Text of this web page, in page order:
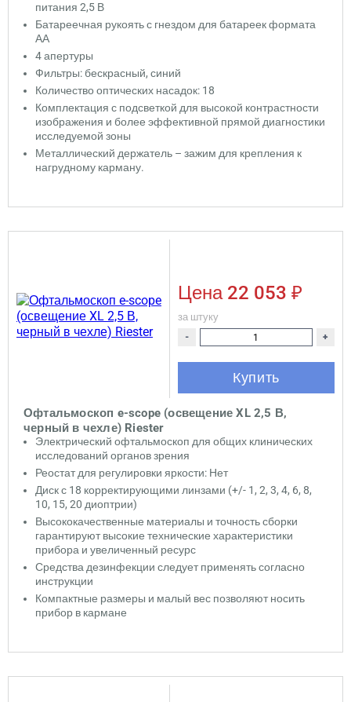
питания 2,5 В
Батареечная рукоять с гнездом для батареек формата
АА
4 апертуры
Фильтры: бескрасный, синий
Количество оптических насадок: 18
Комплектация с подсветкой для высокой контрастности
изображения и более эффективной прямой диагностики
исследуемой зоны
Металлический держатель – зажим для крепления к
нагрудному карману.
Офтальмоскоп e-scope (освещение XL 2,5 В,
черный в чехле) Riester
Электрический офтальмоскоп для общих клинических
исследований органов зрения
Реостат для регулировки яркости: Нет
Диск с 18 корректирующими линзами (+/- 1, 2, 3, 4, 6, 8,
10, 15, 20 диоптрии)
Высококачественные материалы и точность сборки
гарантируют высокие технические характеристики
прибора и увеличенный ресурс
Средства дезинфекции следует применять согласно
инструкции
Компактные размеры и малый вес позволяют носить
прибор в кармане
Цена 22 053 ₽
за штуку
- +
Купить